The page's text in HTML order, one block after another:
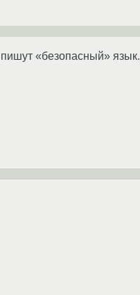
«безопасный» язык.